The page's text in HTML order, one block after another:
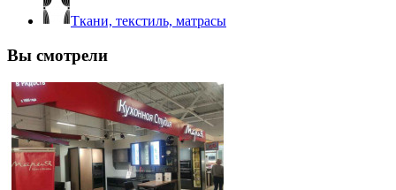
Ткани, текстиль, матрасы
Вы смотрели